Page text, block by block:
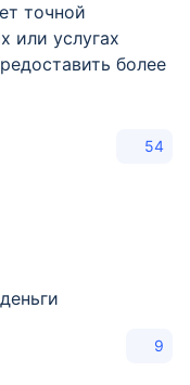
точной
или услугах
более
54
9